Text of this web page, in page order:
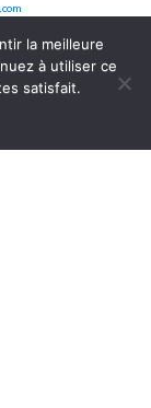
la meilleure
à utiliser ce
satisfait.